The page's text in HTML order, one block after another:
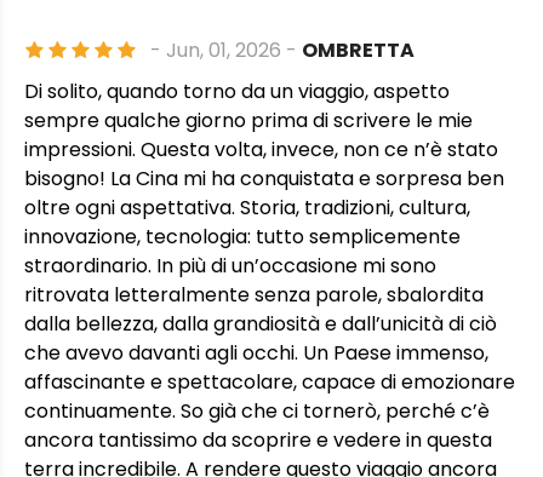
- Jun, 01, 2026 - OMBRETTA
Di solito, quando torno da un viaggio, aspetto
sempre qualche giorno prima di scrivere le mie
impressioni. Questa volta, invece, non ce n’è stato
bisogno! La Cina mi ha conquistata e sorpresa ben
oltre ogni aspettativa. Storia, tradizioni, cultura,
innovazione, tecnologia: tutto semplicemente
straordinario. In più di un’occasione mi sono
ritrovata letteralmente senza parole, sbalordita
dalla bellezza, dalla grandiosità e dall’unicità di ciò
che avevo davanti agli occhi. Un Paese immenso,
affascinante e spettacolare, capace di emozionare
continuamente. So già che ci tornerò, perché c’è
ancora tantissimo da scoprire e vedere in questa
terra incredibile. A rendere questo viaggio ancora